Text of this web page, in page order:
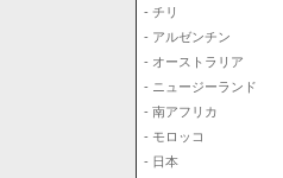
- チリ
- アルゼンチン
- オーストラリア
- ニュージーランド
- 南アフリカ
- モロッコ
- 日本